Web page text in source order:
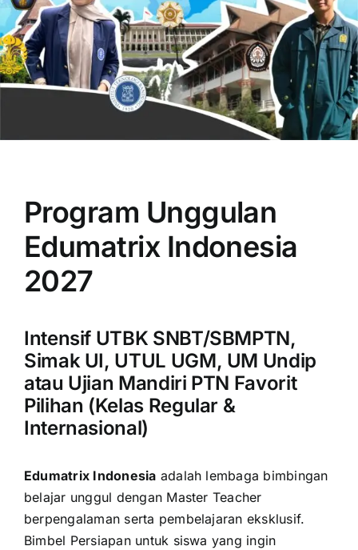
OUR PROGRAM
CONTACT US
Program Unggulan
Edumatrix Indonesia
2027
Intensif UTBK SNBT/SBMPTN,
Simak UI, UTUL UGM, UM Undip
atau Ujian Mandiri PTN Favorit
Pilihan (Kelas Regular &
Internasional)
Edumatrix Indonesia adalah lembaga bimbingan
belajar unggul dengan Master Teacher
berpengalaman serta pembelajaran eksklusif.
Bimbel Persiapan untuk siswa yang ingin